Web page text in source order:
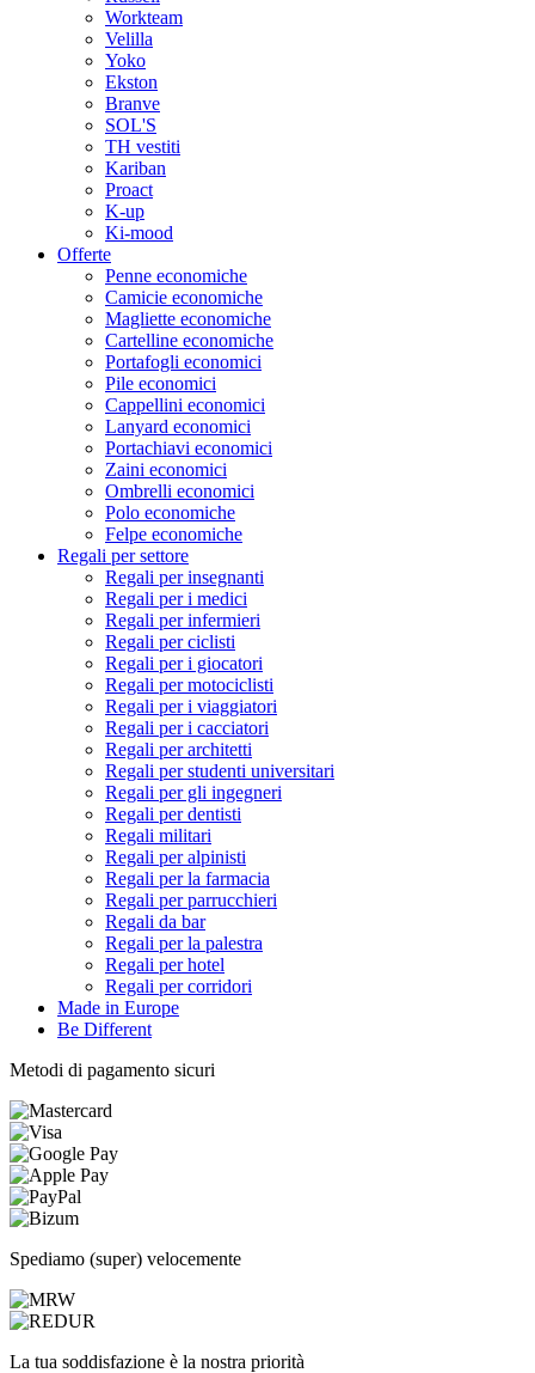
Workteam
Velilla
Yoko
Ekston
Branve
SOL'S
TH vestiti
Kariban
Proact
K-up
Ki-mood
Offerte
Penne economiche
Camicie economiche
Magliette economiche
Cartelline economiche
Portafogli economici
Pile economici
Cappellini economici
Lanyard economici
Portachiavi economici
Zaini economici
Ombrelli economici
Polo economiche
Felpe economiche
Regali per settore
Regali per insegnanti
Regali per i medici
Regali per infermieri
Regali per ciclisti
Regali per i giocatori
Regali per motociclisti
Regali per i viaggiatori
Regali per i cacciatori
Regali per architetti
Regali per studenti universitari
Regali per gli ingegneri
Regali per dentisti
Regali militari
Regali per alpinisti
Regali per la farmacia
Regali per parrucchieri
Regali da bar
Regali per la palestra
Regali per hotel
Regali per corridori
Made in Europe
Be Different
Metodi di pagamento sicuri
Spediamo (super) velocemente
La tua soddisfazione è la nostra priorità